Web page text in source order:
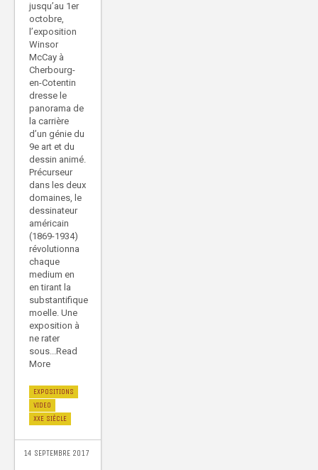
jusqu’au 1er
octobre,
l’exposition
Winsor
McCay à
Cherbourg-
en-Cotentin
dresse le
panorama de
la carrière
d’un génie du
9e art et du
dessin animé.
Précurseur
dans les deux
domaines, le
dessinateur
américain
(1869-1934)
révolutionna
chaque
medium en
en tirant la
substantifique
moelle. Une
exposition à
ne rater
sous...Read
More
EXPOSITIONS
VIDEO
XXE SIÈCLE
14 SEPTEMBRE 2017